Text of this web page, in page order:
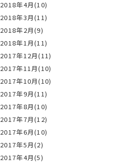
2018年4月(10)
2018年3月(11)
2018年2月(9)
2018年1月(11)
2017年12月(11)
2017年11月(10)
2017年10月(10)
2017年9月(11)
2017年8月(10)
2017年7月(12)
2017年6月(10)
2017年5月(2)
2017年4月(5)